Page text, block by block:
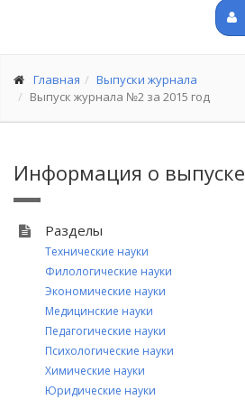
Главная
Выпуски журнала
Выпуск журнала №2 за 2015 год
Информация о выпуске
Разделы
Технические науки
Филологические науки
Экономические науки
Медицинские науки
Педагогические науки
Психологические науки
Химические науки
Юридические науки